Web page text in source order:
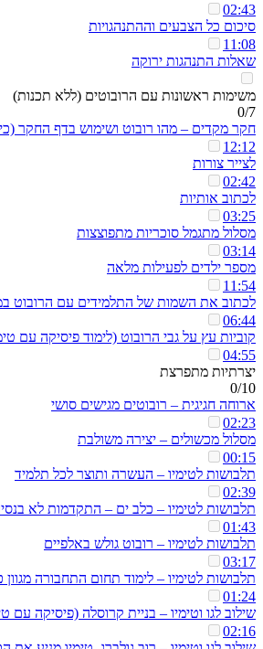
02:43
סיכום כל הצבעים וההתנהגויות
11:08
שאלות התנהגות ירוקה
משימות ראשונות עם הרובוטים (ללא תכנות)
0/7
חקר מקדים – מהו רובוט ושימוש בדף החקר
12:12
לצייר צורות
02:42
לכתוב אותיות
03:25
מסלול מתגמל סוכריות מתפוצצות
03:14
מספר ילדים לפעילות מלאה
11:54
לכתוב את השמות של התלמידים עם הרובוט
06:44
קוביות עץ על גבי הרובוט (לימוד פיסיקה עם
04:55
יצרתיות מתפרצת
0/10
ארוחה חגיגית – רובוטים מגישים סושי
02:23
מסלול מכשולים – יצירה משולבת
00:15
תלבושות לטימיו – העשרה ותוצר לכל תלמיד
02:39
תלבושות לטימיו – כלב ים – התקדמות לא
01:43
תלבושות לטימיו – רובוט גולש באלפיים
03:17
תלבושות לטימיו – לימוד תחום התחבורה מגוון
01:24
שילוב לגו וטימיו – בניית קרוסלה (פיסיקה עם
02:16